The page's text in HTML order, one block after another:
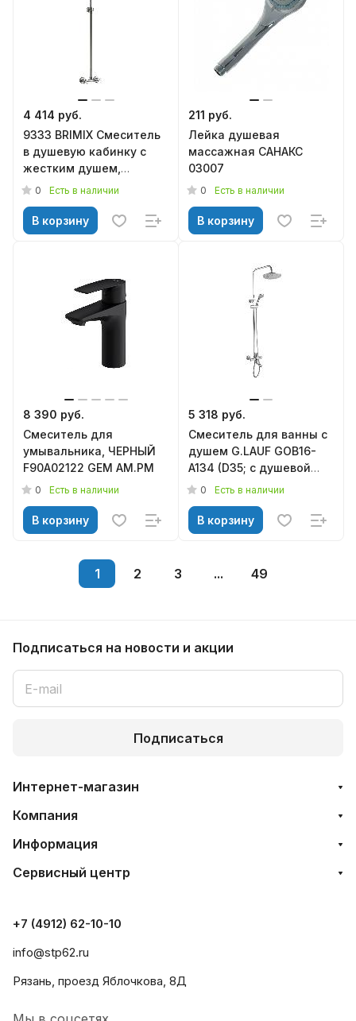
4 414 руб.
9333 BRIMIX Смеситель
в душевую кабинку c
жестким душем,
металлокерамика, из
0 Есть в наличии
В корзину
211 руб.
Лейка душевая
массажная CАНАКС
03007
0 Есть в наличии
В корзину
8 390 руб.
Смеситель для
умывальника, ЧЕРНЫЙ
F90A02122 GEM АМ.РМ
0 Есть в наличии
В корзину
5 318 руб.
Смеситель для ванны с
душем G.LAUF GOB16-
A134 (D35; с душевой
системой)
0 Есть в наличии
В корзину
1 2 3 ... 49
Подписаться на новости и акции
Подписаться
Интернет-магазин
Компания
Информация
Сервисный центр
+7 (4912) 62-10-10
info@stp62.ru
Рязань, проезд Яблочкова, 8Д